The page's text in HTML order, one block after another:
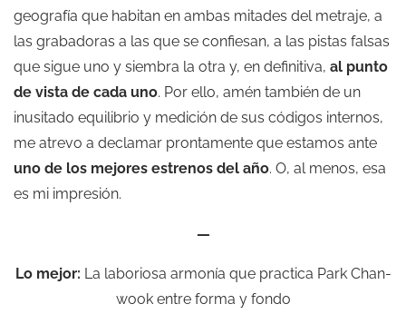
geografía que habitan en ambas mitades del metraje, a
las grabadoras a las que se confiesan, a las pistas falsas
que sigue uno y siembra la otra y, en definitiva, al punto
de vista de cada uno. Por ello, amén también de un
inusitado equilibrio y medición de sus códigos internos,
me atrevo a declamar prontamente que estamos ante
uno de los mejores estrenos del año. O, al menos, esa
es mi impresión.
—
Lo mejor: La laboriosa armonía que practica Park Chan-
wook entre forma y fondo